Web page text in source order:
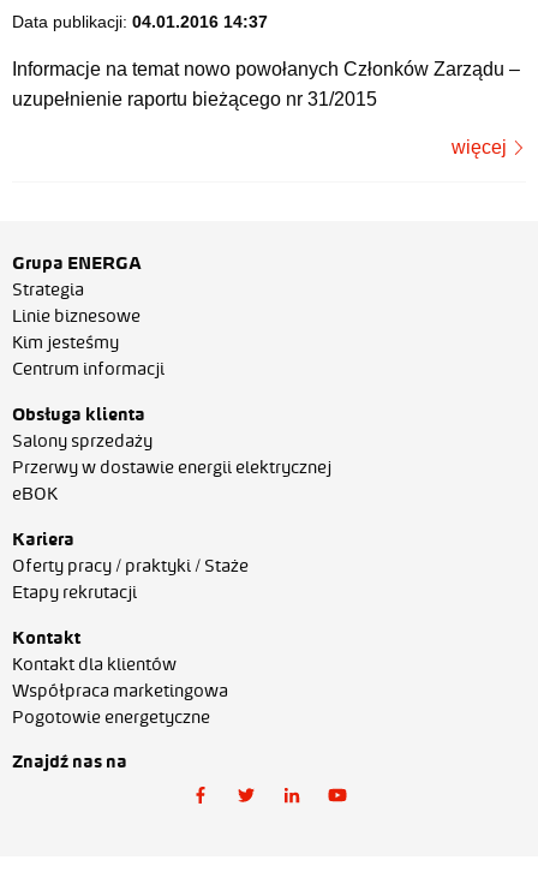
Data publikacji: 04.01.2016 14:37
Informacje na temat nowo powołanych Członków Zarządu –
uzupełnienie raportu bieżącego nr 31/2015
więcej
Grupa ENERGA
Strategia
Linie biznesowe
Kim jesteśmy
Centrum informacji
Obsługa klienta
Salony sprzedaży
Przerwy w dostawie energii elektrycznej
eBOK
Kariera
Oferty pracy / praktyki / Staże
Etapy rekrutacji
Kontakt
Kontakt dla klientów
Współpraca marketingowa
Pogotowie energetyczne
Znajdź nas na